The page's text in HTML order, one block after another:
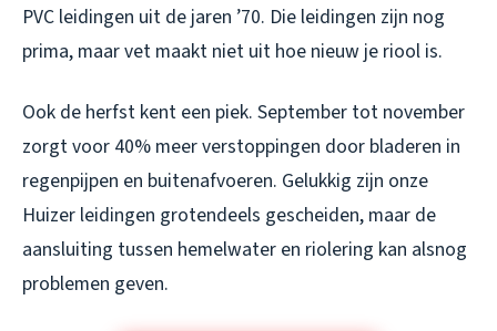
PVC leidingen uit de jaren ’70. Die leidingen zijn nog
prima, maar vet maakt niet uit hoe nieuw je riool is.
Ook de herfst kent een piek. September tot november
zorgt voor 40% meer verstoppingen door bladeren in
regenpijpen en buitenafvoeren. Gelukkig zijn onze
Huizer leidingen grotendeels gescheiden, maar de
aansluiting tussen hemelwater en riolering kan alsnog
problemen geven.